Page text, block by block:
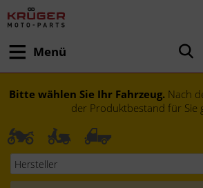
Menü
Bitte wählen Sie Ihr Fahrzeug. Nach
der Produktbestand für Sie